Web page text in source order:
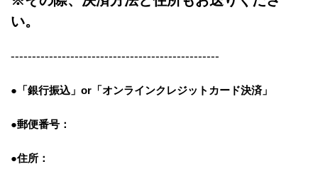
い。
-------------------------------------------------
●「銀行振込」or「オンラインクレジットカード決済」
●郵便番号：
●住所：